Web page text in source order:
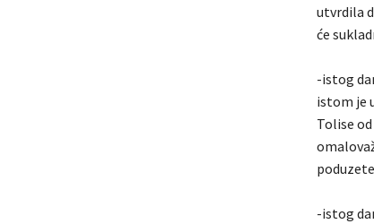
utvrdila
će
-istog
istom je
Tolise
-istog